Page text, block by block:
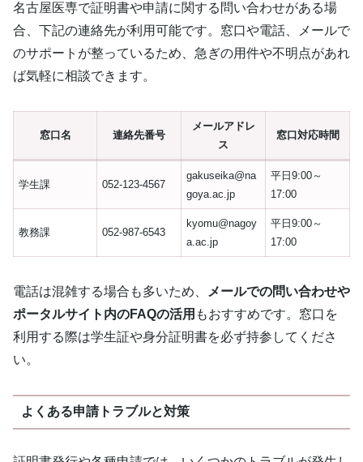
名古屋医専で証明書や申請に関する問い合わせがある場
合、下記の連絡先が利用可能です。窓口や電話、メールで
のサポートが整っているため、急ぎの用件や不明点があれ
ば気軽に相談できます。
窓口名 連絡先番号
メールアドレ
ス
窓口対応時間
学生課 052-123-4567
gakuseika@na
goya.ac.jp
平日9:00～
17:00
教務課 052-987-6543
kyomu@nagoy
a.ac.jp
平日9:00～
17:00
電話は混雑する場合も多いため、
メールでの問い合わせや
ポータルサイト内のFAQの活用 もおすすめです。窓口を
利用する際は学生証や身分証明書を必ず持参してくださ
い。
よくある申請トラブルと対策